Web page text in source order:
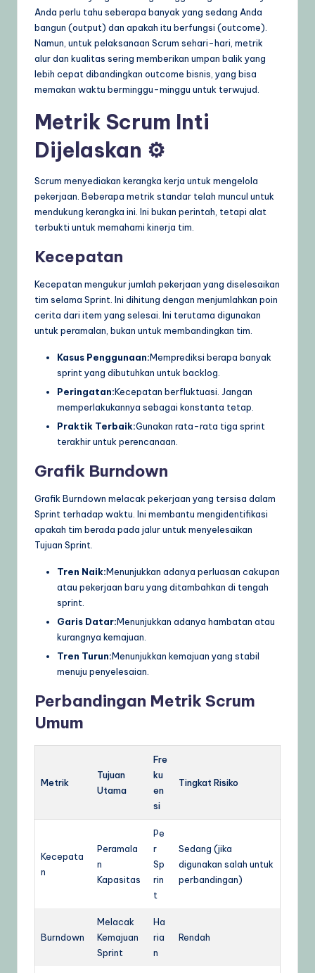
Anda perlu tahu seberapa banyak yang sedang Anda
bangun (output) dan apakah itu berfungsi (outcome).
Namun, untuk pelaksanaan Scrum sehari-hari, metrik
alur dan kualitas sering memberikan umpan balik yang
lebih cepat dibandingkan outcome bisnis, yang bisa
memakan waktu berminggu-minggu untuk terwujud.
Metrik Scrum Inti
Dijelaskan ⚙️
Scrum menyediakan kerangka kerja untuk mengelola
pekerjaan. Beberapa metrik standar telah muncul untuk
mendukung kerangka ini. Ini bukan perintah, tetapi alat
terbukti untuk memahami kinerja tim.
Kecepatan
Kecepatan mengukur jumlah pekerjaan yang diselesaikan
tim selama Sprint. Ini dihitung dengan menjumlahkan poin
cerita dari item yang selesai. Ini terutama digunakan
untuk peramalan, bukan untuk membandingkan tim.
Kasus Penggunaan:Memprediksi berapa banyak
sprint yang dibutuhkan untuk backlog.
Peringatan:Kecepatan berfluktuasi. Jangan
memperlakukannya sebagai konstanta tetap.
Praktik Terbaik:Gunakan rata-rata tiga sprint
terakhir untuk perencanaan.
Grafik Burndown
Grafik Burndown melacak pekerjaan yang tersisa dalam
Sprint terhadap waktu. Ini membantu mengidentifikasi
apakah tim berada pada jalur untuk menyelesaikan
Tujuan Sprint.
Tren Naik:Menunjukkan adanya perluasan cakupan
atau pekerjaan baru yang ditambahkan di tengah
sprint.
Garis Datar:Menunjukkan adanya hambatan atau
kurangnya kemajuan.
Tren Turun:Menunjukkan kemajuan yang stabil
menuju penyelesaian.
Perbandingan Metrik Scrum
Umum
Metrik
Tujuan
Utama
Fre
ku
en
si
Tingkat Risiko
Kecepata
n
Peramala
n
Kapasitas
Pe
r
Sp
rin
t
Sedang (jika
digunakan salah untuk
perbandingan)
Burndown
Melacak
Kemajuan
Sprint
Ha
ria
n
Rendah